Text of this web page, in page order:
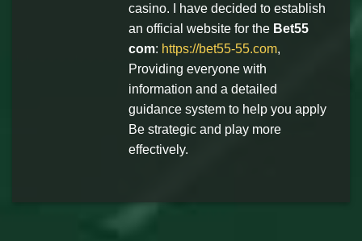
casino. I have decided to establish
an official website for the Bet55
com: https://bet55-55.com,
Providing everyone with
information and a detailed
guidance system to help you apply
Be strategic and play more
effectively.